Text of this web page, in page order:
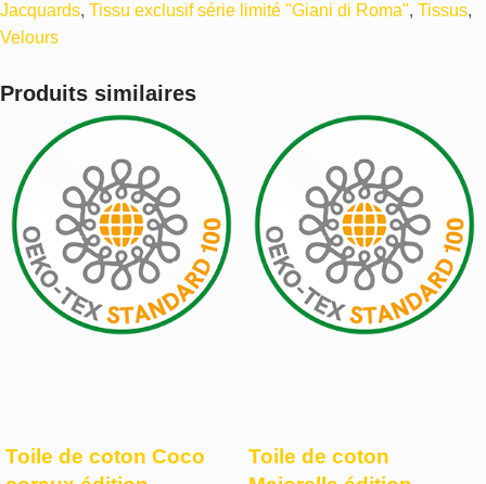
Jacquards, Tissu exclusif série limité "Giani di Roma", Tissus,
Velours
Produits similaires
Toile de coton Coco
Toile de coton